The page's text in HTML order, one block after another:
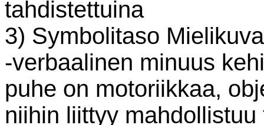
tahdistettuina
3) Symbolitaso
-verbaalinen minuus
puhe on motoriikkaa,
niihin liittyy